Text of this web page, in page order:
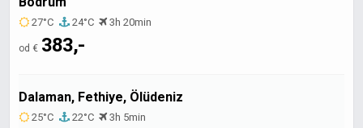
27°C 24°C 3h 20min
od € 383,-
Dalaman, Fethiye, Ölüdeniz
25°C 22°C 3h 5min